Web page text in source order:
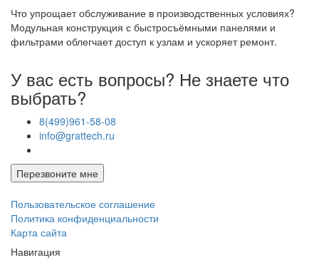
Что упрощает обслуживание в производственных условиях?
Модульная конструкция с быстросъёмными панелями и
фильтрами облегчает доступ к узлам и ускоряет ремонт.
У вас есть вопросы? Не знаете что
выбрать?
8(499)961-58-08
info@grattech.ru
Перезвоните мне
Пользовательское соглашение
Политика конфиденциальности
Карта сайта
Навигация